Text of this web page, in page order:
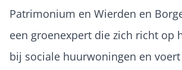
Patrimonium en Wierden en
een groenexpert die zich richt op
bij sociale huurwoningen en